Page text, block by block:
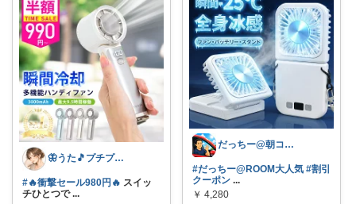
🦋うた🎵プチプラでも妥協したくない
#🔥衝撃セール980円🔥 スイッ
チひとつで ...
だっちー@朝コレ5時🚗カー用品探求家
#だっちー@ROOM大人気 #割引
クーポン ...
￥ 4,280